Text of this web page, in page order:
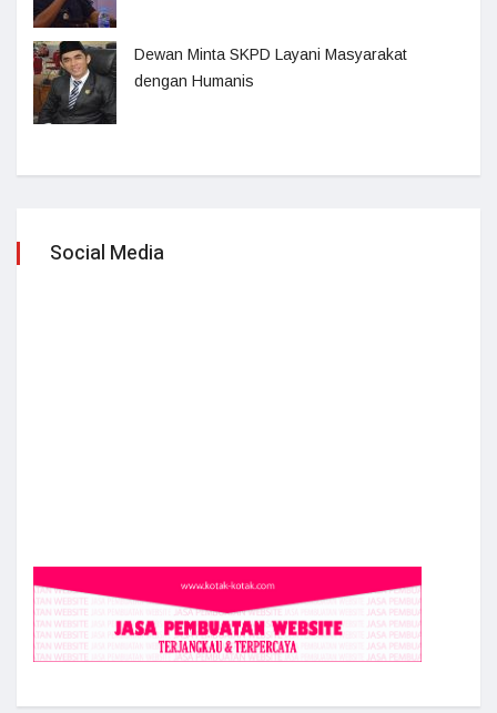
Dewan Minta SKPD Layani Masyarakat
dengan Humanis
Social Media